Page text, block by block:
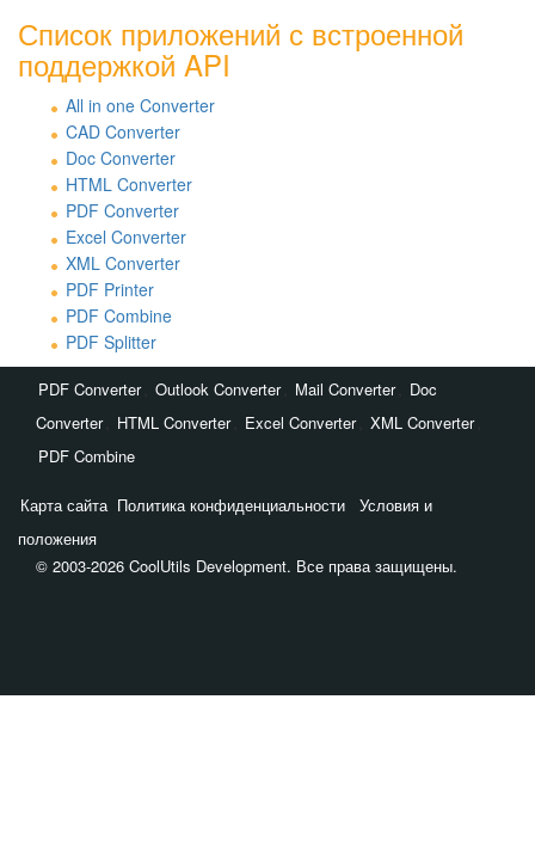
Список приложений с встроенной
поддержкой API
All in one Converter
CAD Converter
Doc Converter
HTML Converter
PDF Converter
Excel Converter
XML Converter
PDF Printer
PDF Combine
PDF Splitter
PDF Converter Outlook Converter Mail Converter
Doc
Converter
HTML Converter Excel Converter XML Converter
PDF Combine
Карта сайта Политика конфиденциальности
Условия и
положения
© 2003-2026 CoolUtils Development. Все права защищены.